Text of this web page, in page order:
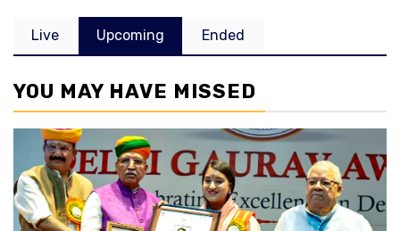
Live Upcoming Ended
YOU MAY HAVE MISSED